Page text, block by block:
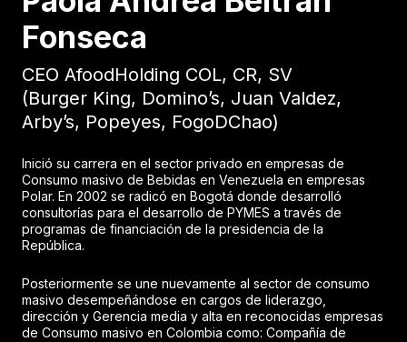
Fonseca
CEO AfoodHolding COL, CR, SV
(Burger King, Domino’s, Juan Valdez,
Arby’s, Popeyes, FogoDChao)
Inició su carrera en el sector privado en empresas de
Consumo masivo de Bebidas en Venezuela en empresas
Polar. En 2002 se radicó en Bogotá donde desarrolló
consultorías para el desarrollo de PYMES a través de
programas de financiación de la presidencia de la
República.
Posteriormente se une nuevamente al sector de consumo
masivo desempeñándose en cargos de liderazgo,
dirección y Gerencia media y alta en reconocidas empresas
de Consumo masivo en Colombia como: Compañía de